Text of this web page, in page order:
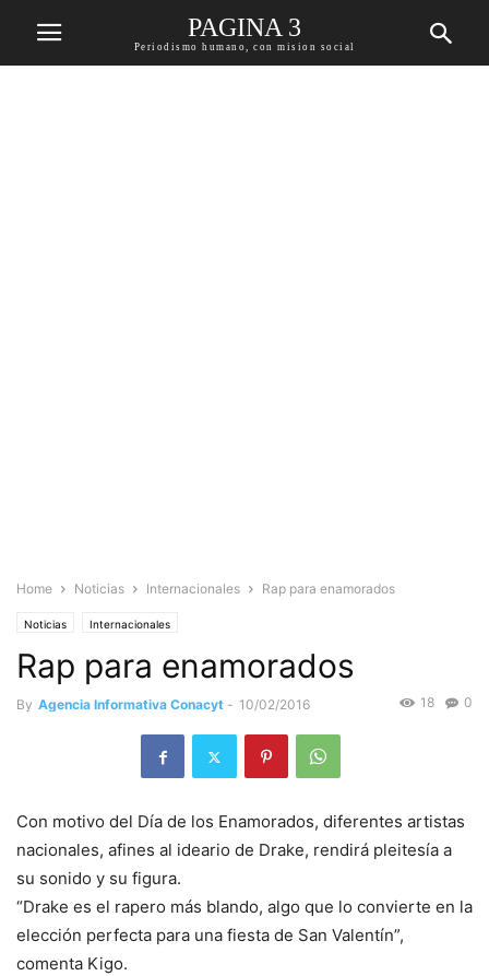
PAGINA 3
Periodismo humano, con mision social
Home Noticias Internacionales Rap para enamorados
Noticias Internacionales
Rap para enamorados
By Agencia Informativa Conacyt - 10/02/2016 0
18
Con motivo del Día de los Enamorados, diferentes artistas
nacionales, afines al ideario de Drake, rendirá pleitesía a
su sonido y su figura.
“Drake es el rapero más blando, algo que lo convierte en la
elección perfecta para una fiesta de San Valentín”,
comenta Kigo.